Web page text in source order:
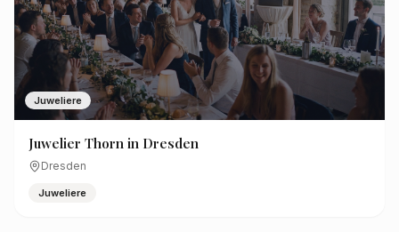
Juweliere
Juwelier Thorn in Dresden
Dresden
Juweliere